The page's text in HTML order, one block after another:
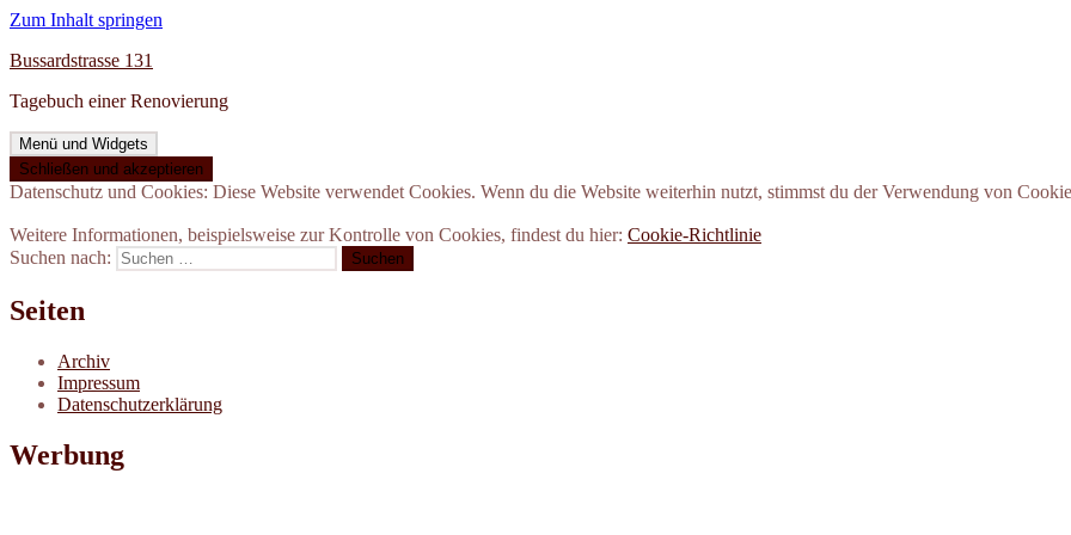
Zum Inhalt springen
Bussardstrasse 131
Tagebuch einer Renovierung
Menü und Widgets
Datenschutz und Cookies: Diese Website verwendet Cookies. Wenn du die Website weiterhin nutzt, stimmst du der Verwendung von
Weitere Informationen, beispielsweise zur Kontrolle von Cookies, findest du hier: Cookie-Richtlinie
Suchen nach:
Seiten
Archiv
Impressum
Datenschutzerklärung
Werbung